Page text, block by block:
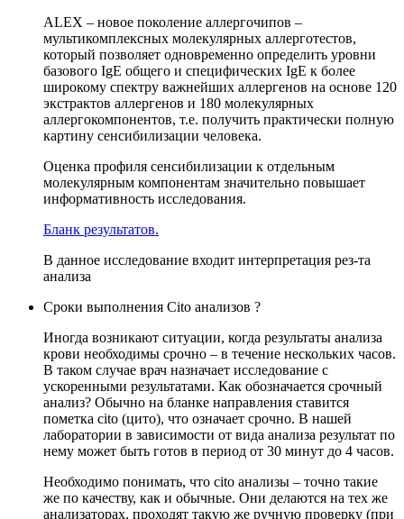
ALEX – новое поколение аллергочипов –
мультикомплексных молекулярных аллерготестов,
который позволяет одновременно определить уровни
базового IgE общего и специфических IgE к более
широкому спектру важнейших аллергенов на основе 120
экстрактов аллергенов и 180 молекулярных
аллергокомпонентов, т.е. получить практически полную
картину сенсибилизации человека.
Оценка профиля сенсибилизации к отдельным
молекулярным компонентам значительно повышает
информативность исследования.
Бланк результатов.
В данное исследование входит интерпретация рез-та
анализа
Сроки выполнения Cito анализов ?
Иногда возникают ситуации, когда результаты анализа
крови необходимы срочно – в течение нескольких часов.
В таком случае врач назначает исследование с
ускоренными результатами. Как обозначается срочный
анализ? Обычно на бланке направления ставится
пометка cito (цито), что означает срочно. В нашей
лаборатории в зависимости от вида анализа результат по
нему может быть готов в период от 30 минут до 4 часов.
Необходимо понимать, что cito анализы – точно такие
же по качеству, как и обычные. Они делаются на тех же
анализаторах, проходят такую же ручную проверку (при